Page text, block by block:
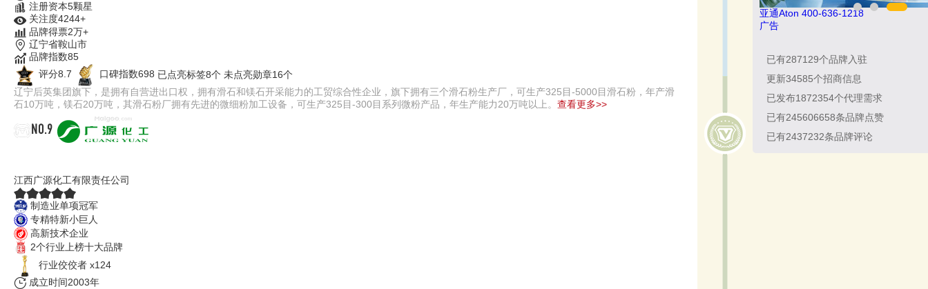
注册资本5颗星
关注度4244+
品牌得票2万+
辽宁省鞍山市
品牌指数85
评分8.7
口碑指数698 已点亮标签8个 未点亮勋章16个
辽宁后英集团旗下，是拥有自营进出口权，拥有滑石和镁石开采能力的工贸综合性企业，旗下拥有三个滑石粉生产厂，可生产325目-5000目滑石粉，年产滑
石10万吨，镁石20万吨，其滑石粉厂拥有先进的微细粉加工设备，可生产325目-300目系列微粉产品，年生产能力20万吨以上。 查看更多>>
NO.9
江西广源化工有限责任公司
制造业单项冠军
专精特新小巨人
高新技术企业
2个行业上榜十大品牌
行业佼佼者 x124
成立时间2003年
悍马HORSE 400-012-6012
广告
已有287129个品牌入驻
更新34585个招商信息
已发布1872354个代理需求
已有245606658条品牌点赞
已有2437232条品牌评论